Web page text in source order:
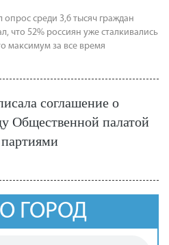
среди 3,6 тысяч граждан
что 52% россиян уже сталкивались
максимум за все время
соглашение о
Общественной палатой
ГОРОД